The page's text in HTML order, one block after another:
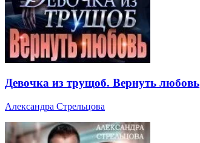
Девочка из трущоб. Вернуть любовь
Александра Стрельцова